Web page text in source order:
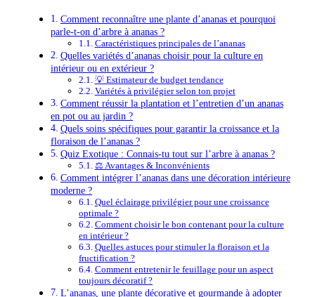
Comment reconnaître une plante d’ananas et pourquoi
parle-t-on d’arbre à ananas ?
Caractéristiques principales de l’ananas
Quelles variétés d’ananas choisir pour la culture en
intérieur ou en extérieur ?
💡 Estimateur de budget tendance
Variétés à privilégier selon ton projet
Comment réussir la plantation et l’entretien d’un ananas
en pot ou au jardin ?
Quels soins spécifiques pour garantir la croissance et la
floraison de l’ananas ?
Quiz Exotique : Connais-tu tout sur l’arbre à ananas ?
⚖️ Avantages & Inconvénients
Comment intégrer l’ananas dans une décoration intérieure
moderne ?
Quel éclairage privilégier pour une croissance
optimale ?
Comment choisir le bon contenant pour la culture
en intérieur ?
Quelles astuces pour stimuler la floraison et la
fructification ?
Comment entretenir le feuillage pour un aspect
toujours décoratif ?
L’ananas, une plante décorative et gourmande à adopter